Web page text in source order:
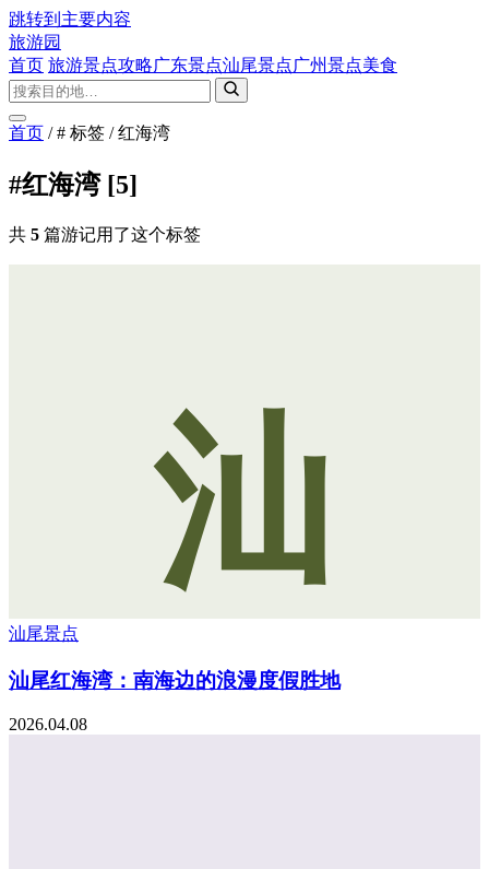
跳转到主要内容
旅游园
首页 旅游景点攻略广东景点汕尾景点广州景点美食
首页 / # 标签 / 红海湾
#红海湾 [5]
共 5 篇游记用了这个标签
汕
汕尾景点
汕尾红海湾：南海边的浪漫度假胜地
2026.04.08